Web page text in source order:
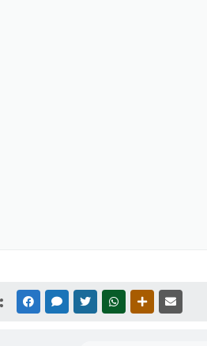
FACEBOOKMESSENGER
TWITTERWHATSAPPOUTRAS